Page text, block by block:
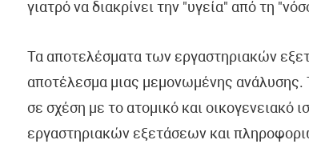
γιατρό να διακρίνει την "υγεία" από τη
Τα αποτελέσματα των εργαστηριακών
αποτέλεσμα μιας μεμονωμένης
σε σχέση με το ατομικό και οικογενειακό
εργαστηριακών εξετάσεων και